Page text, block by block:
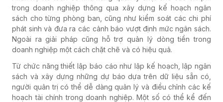
trong doanh nghiệp thông qua xây dựng kế hoạch ngân
sách cho từng phòng ban, cũng như kiểm soát các chi phí
phát sinh và đưa ra các cảnh báo vượt định mức ngân sách.
Ngoài ra giải pháp cũng hỗ trợ quản lý dòng tiền trong
doanh nghiệp một cách chặt chẽ và có hiệu quả.
Từ chức năng thiết lập báo cáo như lập kế hoạch, lập ngân
sách và xây dựng những dự báo dựa trên dữ liệu sẵn có,
người quản trị có thể dễ dàng quản lý và điều chỉnh các kế
hoạch tài chính trong doanh nghiệp. Một số có thể kể đến